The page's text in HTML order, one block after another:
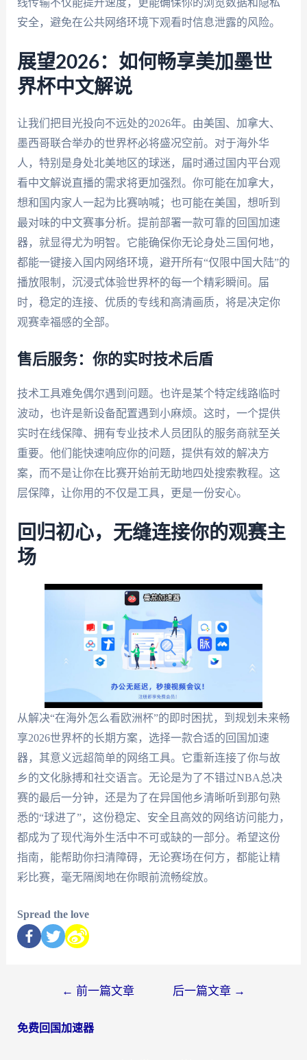
线传输不仅能提升速度，更能确保你的浏览数据和隐私
安全，避免在公共网络环境下观看时信息泄露的风险。
展望2026：如何畅享美加墨世
界杯中文解说
让我们把目光投向不远处的2026年。由美国、加拿大、
墨西哥联合举办的世界杯必将盛况空前。对于海外华
人，特别是身处北美地区的球迷，届时通过国内平台观
看中文解说直播的需求将更加强烈。你可能在加拿大，
想和国内家人一起为比赛呐喊；也可能在美国，想听到
最对味的中文赛事分析。提前部署一款可靠的回国加速
器，就显得尤为明智。它能确保你无论身处三国何地，
都能一键接入国内网络环境，避开所有“仅限中国大陆”的
播放限制，沉浸式体验世界杯的每一个精彩瞬间。届
时，稳定的连接、优质的专线和高清画质，将是决定你
观赛幸福感的全部。
售后服务：你的实时技术后盾
技术工具难免偶尔遇到问题。也许是某个特定线路临时
波动，也许是新设备配置遇到小麻烦。这时，一个提供
实时在线保障、拥有专业技术人员团队的服务商就至关
重要。他们能快速响应你的问题，提供有效的解决方
案，而不是让你在比赛开始前无助地四处搜索教程。这
层保障，让你用的不仅是工具，更是一份安心。
回归初心，无缝连接你的观赛主
场
从解决“在海外怎么看欧洲杯”的即时困扰，到规划未来畅
享2026世界杯的长期方案，选择一款合适的回国加速
器，其意义远超简单的网络工具。它重新连接了你与故
乡的文化脉搏和社交语言。无论是为了不错过NBA总决
赛的最后一分钟，还是为了在异国他乡清晰听到那句熟
悉的“球进了”，这份稳定、安全且高效的网络访问能力，
都成为了现代海外生活中不可或缺的一部分。希望这份
指南，能帮助你扫清障碍，无论赛场在何方，都能让精
彩比赛，毫无隔阂地在你眼前流畅绽放。
Spread the love
← 前一篇文章 后一篇文章 →
免费回国加速器